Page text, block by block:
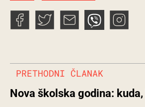
PRETHODNI ČLANAK
Nova školska godina: